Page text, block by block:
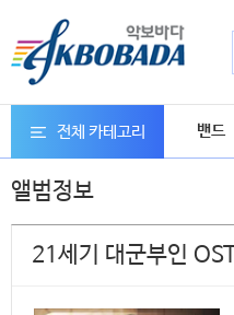
전체 카테고리 밴드
앨범정보
21세기 대군부인